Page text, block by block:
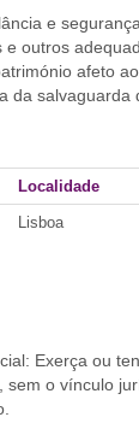
e
e outros
afeto
da
Localidade
Lisboa
Exerça ou
o vínculo